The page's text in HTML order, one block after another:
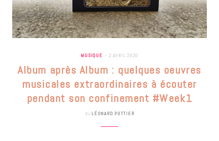
MUSIQUE 2 AVRIL 2020
Album après Album : quelques oeuvres
musicales extraordinaires à écouter
pendant son confinement #Week1
by LÉONARD POTTIER